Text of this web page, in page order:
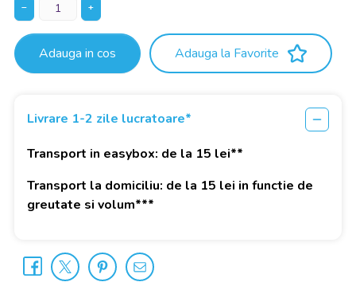
− +
Adauga in cos Adauga la Favorite
Livrare 1-2 zile lucratoare*
Transport in easybox: de la 15 lei**
Transport la domiciliu: de la 15 lei in functie de
greutate si volum***